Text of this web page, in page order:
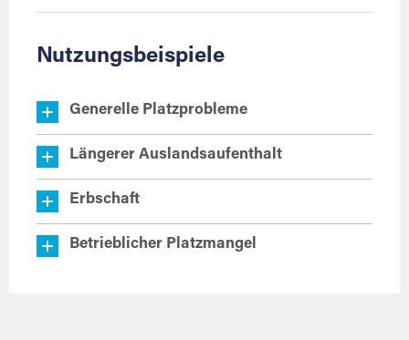
Nutzungsbeispiele
Generelle Platzprobleme
Längerer Auslandsaufenthalt
Erbschaft
Betrieblicher Platzmangel